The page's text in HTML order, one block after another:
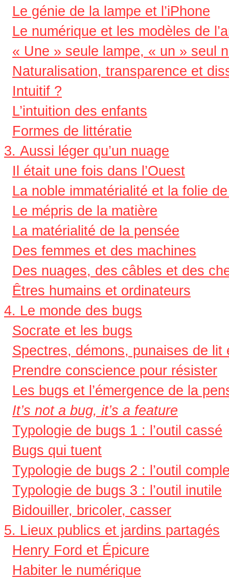
Le génie de la lampe et l’iPhone
Le numérique et les modèles de
« Une » seule lampe, « un » seul
Naturalisation, transparence et
Intuitif ?
L’intuition des enfants
Formes de littératie
3. Aussi léger qu’un nuage
Il était une fois dans l’Ouest
La noble immatérialité et la folie
Le mépris de la matière
La matérialité de la pensée
Des femmes et des machines
Des nuages, des câbles et des
Êtres humains et ordinateurs
4. Le monde des bugs
Socrate et les bugs
Spectres, démons, punaises de lit
Prendre conscience pour résister
Les bugs et l’émergence de la
It’s not a bug, it’s a feature
Typologie de bugs 1 : l’outil cassé
Bugs qui tuent
Typologie de bugs 2 : l’outil
Typologie de bugs 3 : l’outil inutile
Bidouiller, bricoler, casser
5. Lieux publics et jardins partagés
Henry Ford et Épicure
Habiter le numérique